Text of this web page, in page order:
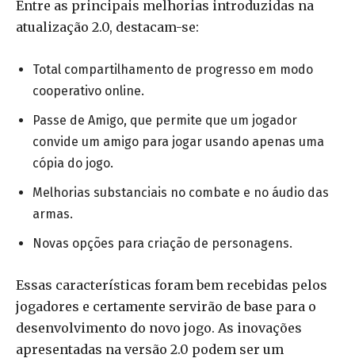
Entre as principais melhorias introduzidas na
atualização 2.0, destacam-se:
Total compartilhamento de progresso em modo
cooperativo online.
Passe de Amigo, que permite que um jogador
convide um amigo para jogar usando apenas uma
cópia do jogo.
Melhorias substanciais no combate e no áudio das
armas.
Novas opções para criação de personagens.
Essas características foram bem recebidas pelos
jogadores e certamente servirão de base para o
desenvolvimento do novo jogo. As inovações
apresentadas na versão 2.0 podem ser um